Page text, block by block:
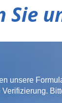
Sie
unsere
Verifizierung.